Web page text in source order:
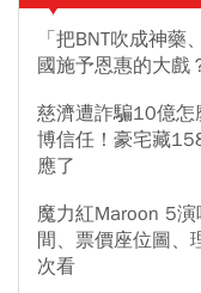
「把BNT吹成神
國施予恩惠的大戲
慈濟遭詐騙10億怎
博信任！豪宅藏
應了
魔力紅Maroon 5
間、票價座位圖、
次看